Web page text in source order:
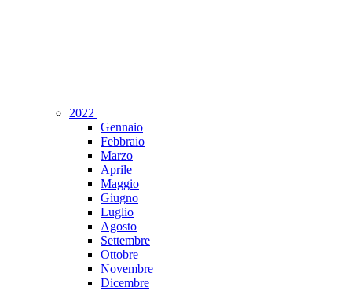
2022
Gennaio
Febbraio
Marzo
Aprile
Maggio
Giugno
Luglio
Agosto
Settembre
Ottobre
Novembre
Dicembre